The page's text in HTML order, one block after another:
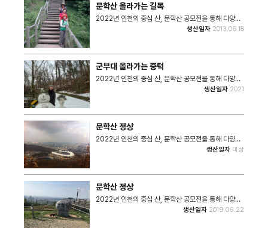
문학산 올라가는 길목
2022년 인천의 중심 산, 문학산 공모전을 통해 다양한
사진과 이야기를 수집하였다. 친한 교회권사님들 문학
726x905 • 사진장수 : 1 #. 해당 사진은 2022 특성
화사업 기록물 수집 공모전 '그 해 우리 문학산은...'을 통
해 수집된 사진입니다.
생산일자 2013.06.18
군부대 올라가는 중턱
2022년 인천의 중심 산, 문학산 공모전을 통해 다양한
사진과 이야기를 수집하였다. 겨울 군부대 올라가는 중
720x960 • 사진장수 : 1 #. 해당 사진은 2022 특성
화사업 기록물 수집 공모전 '그 해 우리 문학산은...'을 통
해 수집된 사진입니다.
생산일자 2021
문학산 정상
2022년 인천의 중심 산, 문학산 공모전을 통해 다양한
사진과 이야기를 수집하였다. • 촬영장소 : 문학산 정상
문학산은...'을 통해 수집된 사진입니다.
생산일자 미상
문학산 정상
2022년 인천의 중심 산, 문학산 공모전을 통해 다양한
사진과 이야기를 수집하였다. 문학산 정상이 개방되고
생산일자 2019.06.22